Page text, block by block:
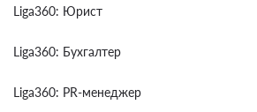
Liga360: Юрист
Liga360: Бухгалтер
Liga360: PR-менеджер